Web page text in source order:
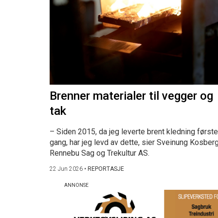
Brenner materialer til vegger og
tak
– Siden 2015, da jeg leverte brent kledning første
gang, har jeg levd av dette, sier Sveinung
Rennebu Sag og Trekultur AS.
22 Jun 2026 • REPORTASJE